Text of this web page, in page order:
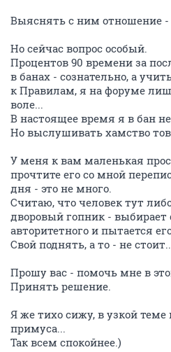
Выяснять с ним отношение -
Но сейчас вопрос особый.
Процентов 90 времени за
в банах - сознательно, а
к Правилам, я на форуме
воле...
В настоящее время я в бан
Но выслушивать хамство
У меня к вам маленькая
прочтите его со мной
дня - это не много.
Считаю, что человек тут
дворовый гопник - выбирает
авторитетного и пытается
Свой поднять, а то - не
Прошу вас - помочь мне в
Принять решение.
Я же тихо сижу, в узкой
примуса...
Так всем спокойнее.)